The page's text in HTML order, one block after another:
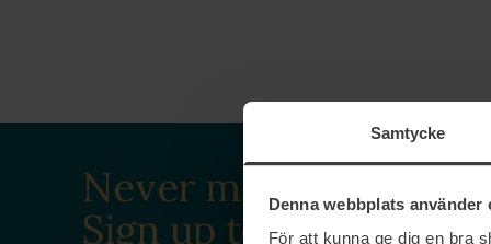
Samtycke
Denna webbplats använder
För att kunna ge dig en bra
Never miss a beat.
Sign up to our